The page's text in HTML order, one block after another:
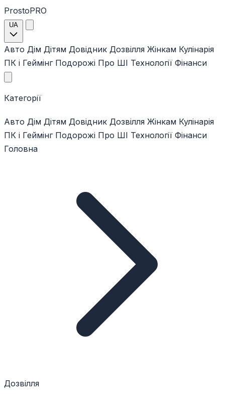
ProstoPRO
UA
Авто Дім Дітям Довідник Дозвілля Жінкам Кулінарія
ПК і Геймінг Подорожі Про ШІ Технології Фінанси
Категорії
Авто Дім Дітям Довідник Дозвілля Жінкам Кулінарія
ПК і Геймінг Подорожі Про ШІ Технології Фінанси
Головна
Дозвілля